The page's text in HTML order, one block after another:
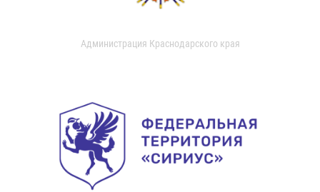
Администрация Краснодарского края